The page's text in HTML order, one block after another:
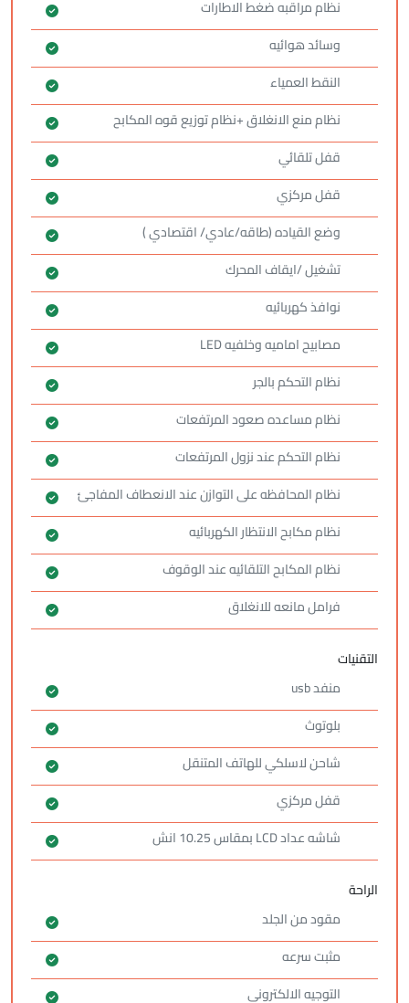
نظام مراقبه ضغط الاطارات
وسائد هوائيه
النقط العمياء
نظام منع الانغلاق +نظام توزيع قوه المكابح
قفل تلقائي
قفل مركزي
وضع القياده (طاقه/عادي/ اقتصادي )
تشغيل /ايقاف المحرك
نوافذ كهربائيه
مصابيح اماميه وخلفيه LED
نظام التحكم بالجر
نظام مساعده صعود المرتفعات
نظام التحكم عند نزول المرتفعات
نظام المحافظه على التوازن عند الانعطاف المفاجئ
نظام مكابح الانتظار الكهربائيه
نظام المكابح التلقائيه عند الوقوف
فرامل مانعه للانغلاق
التقنيات
منفد usb
بلوتوث
شاحن لاسلكي للهاتف المتنقل
قفل مركزي
شاشه عداد LCD بمقاس 10.25 انش
الراحة
مقود من الجلد
مثبت سرعه
التوجيه الالكتروني